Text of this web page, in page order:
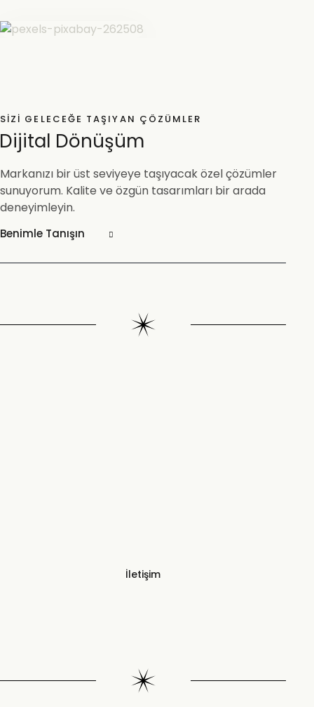
SIZI GELECEĞE TAŞIYAN ÇÖZÜMLER
Dijital Dönüşüm
Markanızı bir üst seviyeye taşıyacak özel çözümler
sunuyorum. Kalite ve özgün tasarımları bir arada
deneyimleyin.
Benimle Tanışın
İletişim